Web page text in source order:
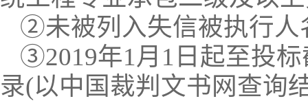
②未被列入失信被执行人
③2019年1月1日起至投
录(以中国裁判文书网查询